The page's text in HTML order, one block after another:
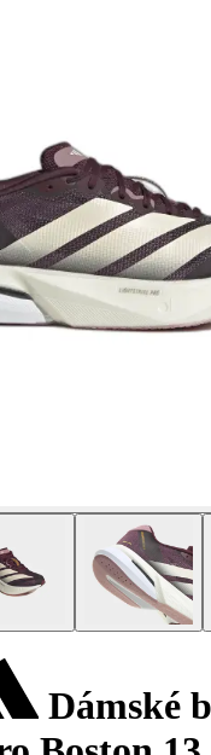
Dámské